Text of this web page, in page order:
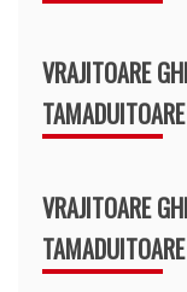
VRAJITOARE
VRAJITOARE